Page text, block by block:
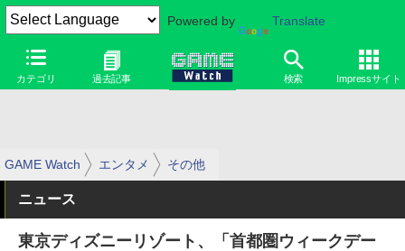
Powered by Translate
カテゴリ 過去記事 検索 Impressサイト
GAME Watch エンタメ その他
ニュース
東京ディズニーリゾート、「首都圏ウィークデー